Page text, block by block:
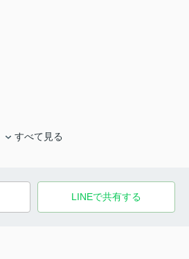
すべて見る
LINEで共有する